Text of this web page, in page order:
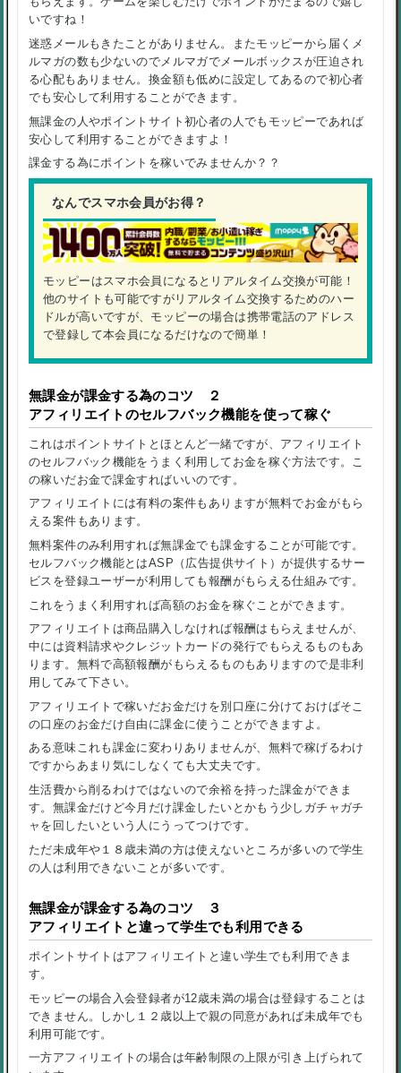
いですね！
迷惑メールもきたことがありません。またモッピーから届くメ
ルマガの数も少ないのでメルマガでメールボックスが圧迫され
る心配もありません。換金額も低めに設定してあるので初心者
でも安心して利用することができます。
無課金の人やポイントサイト初心者の人でもモッピーであれば
安心して利用することができますよ！
課金する為にポイントを稼いでみませんか？？
なんでスマホ会員がお得？
モッピーはスマホ会員になるとリアルタイム交換が可能！
他のサイトも可能ですがリアルタイム交換するためのハー
ドルが高いですが、モッピーの場合は携帯電話のアドレス
で登録して本会員になるだけなので簡単！
無課金が課金する為のコツ ２
アフィリエイトのセルフバック機能を使って稼ぐ
これはポイントサイトとほとんど一緒ですが、アフィリエイト
のセルフバック機能をうまく利用してお金を稼ぐ方法です。こ
の稼いだお金で課金すればいいのです。
アフィリエイトには有料の案件もありますが無料でお金がもら
える案件もあります。
無料案件のみ利用すれば無課金でも課金することが可能です。
セルフバック機能とはASP（広告提供サイト）が提供するサー
ビスを登録ユーザーが利用しても報酬がもらえる仕組みです。
これをうまく利用すれば高額のお金を稼ぐことができます。
アフィリエイトは商品購入しなければ報酬はもらえませんが、
中には資料請求やクレジットカードの発行でもらえるものもあ
ります。無料で高額報酬がもらえるものもありますので是非利
用してみて下さい。
アフィリエイトで稼いだお金だけを別口座に分けておけばそこ
の口座のお金だけ自由に課金に使うことができますよ。
ある意味これも課金に変わりありませんが、無料で稼げるわけ
ですからあまり気にしなくても大丈夫です。
生活費から削るわけではないので余裕を持った課金ができま
す。無課金だけど今月だけ課金したいとかもう少しガチャガチ
ャを回したいという人にうってつけです。
ただ未成年や１８歳未満の方は使えないところが多いので学生
の人は利用できないことが多いです。
無課金が課金する為のコツ ３
アフィリエイトと違って学生でも利用できる
ポイントサイトはアフィリエイトと違い学生でも利用できま
す。
モッピーの場合入会登録者が12歳未満の場合は登録することは
できません。しかし１２歳以上で親の同意があれば未成年でも
利用可能です。
一方アフィリエイトの場合は年齢制限の上限が引き上げられて